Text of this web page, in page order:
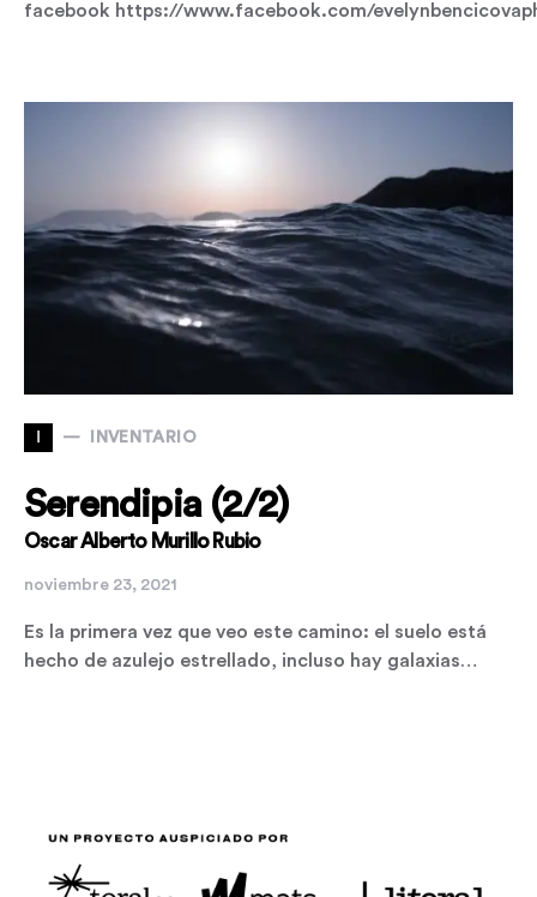
facebook https://www.facebook.com/
I INVENTARIO
Serendipia (2/2)
Oscar Alberto Murillo Rubio
noviembre 23, 2021
Es la primera vez que veo este camino: el suelo está
hecho de azulejo estrellado, incluso hay galaxias…